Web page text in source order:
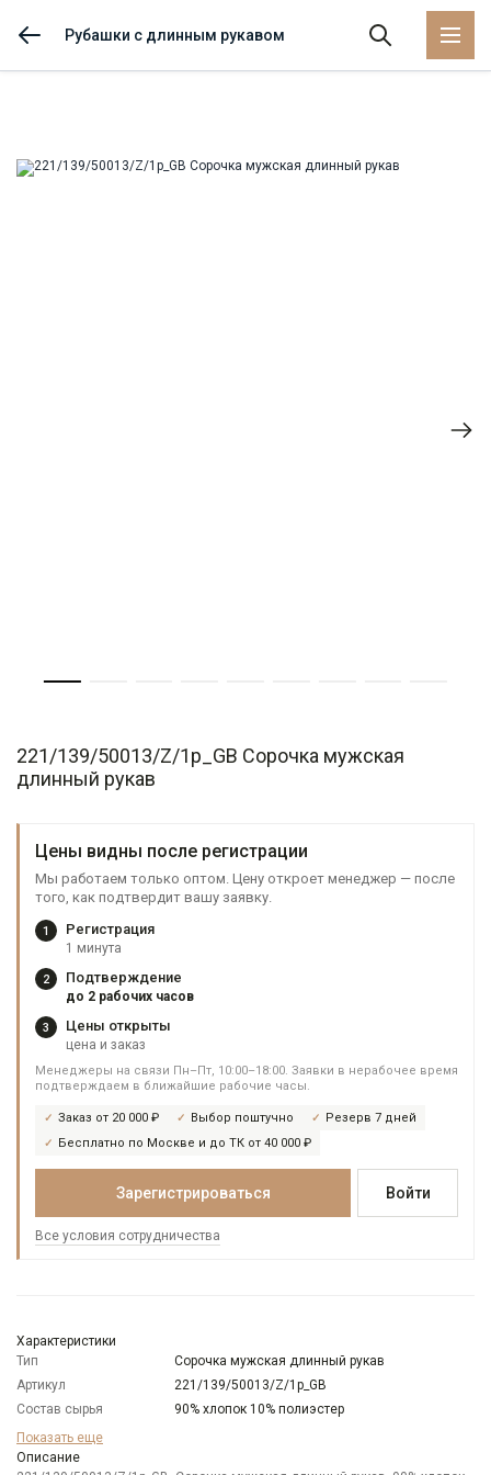
Рубашки с длинным рукавом
221/139/50013/Z/1p_GB Сорочка мужская
длинный рукав
Цены видны после регистрации
Мы работаем только оптом. Цену откроет менеджер — после
того, как подтвердит вашу заявку.
1 Регистрация
1 минута
2 Подтверждение
до 2 рабочих часов
3 Цены открыты
цена и заказ
Менеджеры на связи Пн–Пт, 10:00–18:00. Заявки в нерабочее время
подтверждаем в ближайшие рабочие часы.
Заказ от 20 000 ₽ Выбор поштучно
Резерв 7 дней
Бесплатно по Москве и до ТК от 40 000 ₽
Зарегистрироваться Войти
Все условия сотрудничества
Характеристики
Тип
Сорочка мужская длинный рукав
Артикул
221/139/50013/Z/1p_GB
Состав сырья
90% хлопок 10% полиэстер
Бренд
Модель
Показать еще
Описание